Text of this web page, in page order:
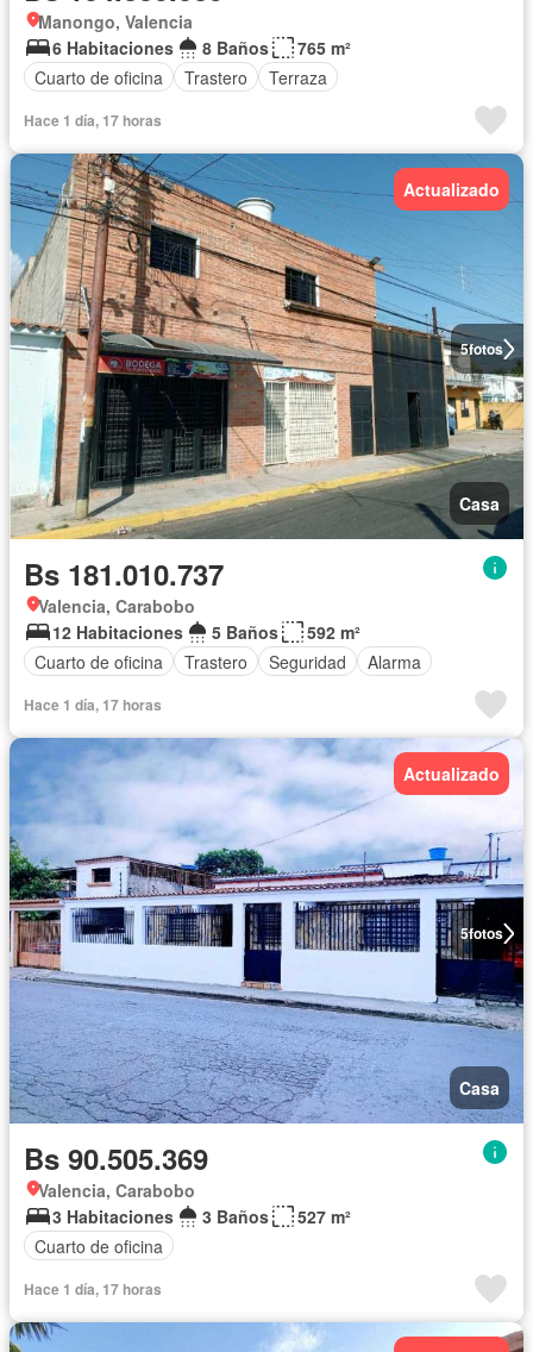
Manongo, Valencia
6 Habitaciones
8 Baños
765 m²
Cuarto de oficina
Trastero Terraza
Hace 1 día, 17 horas
5fotos
Actualizado
Casa
Bs 181.010.737
Valencia, Carabobo
12 Habitaciones
5 Baños
592 m²
Cuarto de oficina
Trastero Seguridad Alarma
Hace 1 día, 17 horas
5fotos
Actualizado
Casa
Bs 90.505.369
Valencia, Carabobo
3 Habitaciones
3 Baños
527 m²
Cuarto de oficina
Hace 1 día, 17 horas